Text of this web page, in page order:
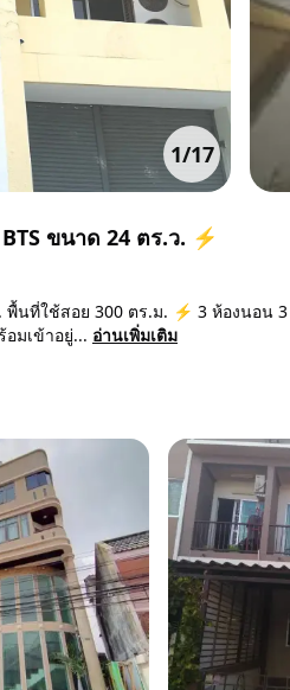
1/17
ขนาด 24 ตร.ว. ⚡
ที่ใช้สอย 300 ตร.ม. ⚡ 3 ห้องนอน 3
มเข้าอยู่... อ่านเพิ่มเติม